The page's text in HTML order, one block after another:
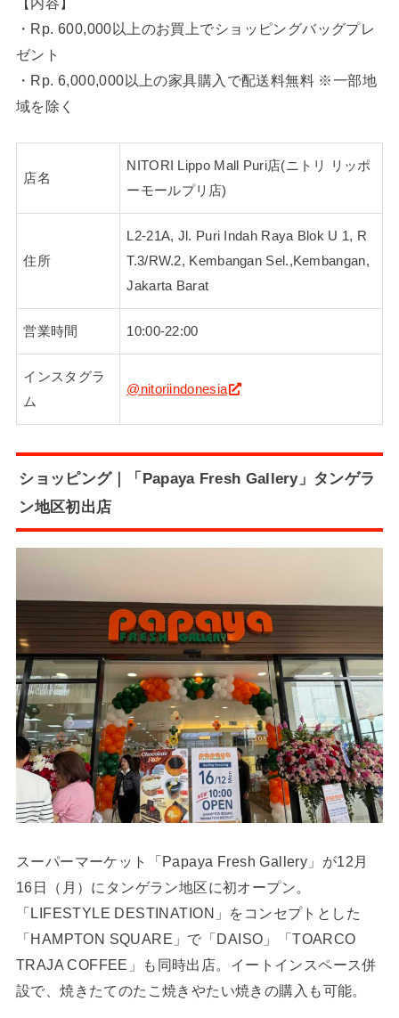
・Rp. 600,000以上のお買上でショッピングバッグプレ
ゼント
・Rp. 6,000,000以上の家具購入で配送料無料 ※一部地
域を除く
店名
NITORI Lippo Mall Puri店(ニトリ リッポ
ーモールプリ店)
住所
L2-21A, Jl. Puri Indah Raya Blok U 1, R
T.3/RW.2, Kembangan Sel.,Kembangan,
Jakarta Barat
営業時間 10:00‐22:00
インスタグラ
ム
@nitoriindonesia
ショッピング｜「Papaya Fresh Gallery」タンゲラ
ン地区初出店
スーパーマーケット「Papaya Fresh Gallery」が12月
16日（月）にタンゲラン地区に初オープン。
「LIFESTYLE DESTINATION」をコンセプトとした
「HAMPTON SQUARE」で「DAISO」「TOARCO
TRAJA COFFEE」も同時出店。イートインスペース併
設で、焼きたてのたこ焼きやたい焼きの購入も可能。